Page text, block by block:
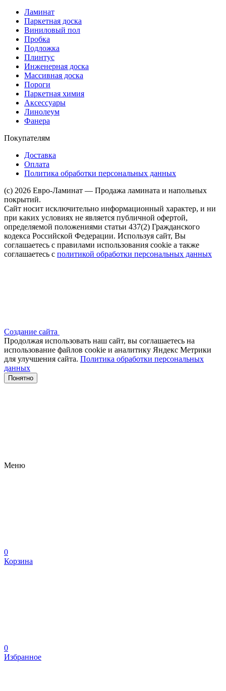
Ламинат
Паркетная доска
Виниловый пол
Пробка
Подложка
Плинтус
Инженерная доска
Массивная доска
Пороги
Паркетная химия
Аксессуары
Линолеум
Фанера
Покупателям
Доставка
Оплата
Политика обработки персональных данных
(c) 2026 Евро-Ламинат — Продажа ламината и напольных
покрытий.
Сайт носит исключительно информационный характер, и ни
при каких условиях не является публичной офертой,
определяемой положениями статьи 437(2) Гражданского
кодекса Российской Федерации. Используя сайт, Вы
соглашаетесь с правилами использования cookie а также
соглашаетесь с политикой обработки персональных данных
Создание сайта
Продолжая использовать наш сайт, вы соглашаетесь на
использование файлов сооkіе и аналитику Яндекс Метрики
для улучшения сайта. Политика обработки персональных
данных
Понятно
Меню
0
Корзина
0
Избранное